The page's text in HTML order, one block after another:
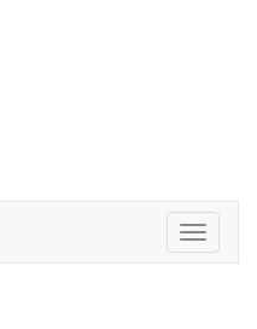
Toggle